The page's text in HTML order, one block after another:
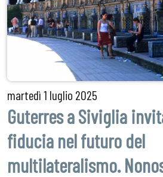
martedì1 luglio 2025
Guterres a Siviglia
fiducia nel futuro del
multilateralismo.